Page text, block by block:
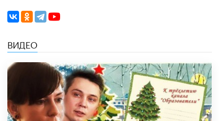
ВИДЕО